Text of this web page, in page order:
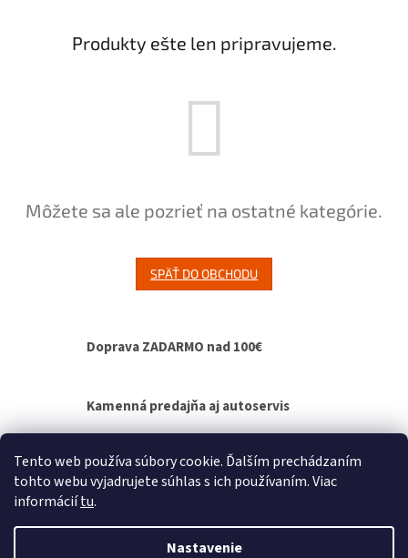
Tento web používa súbory cookie. Ďalším prechádzaním
tohto webu vyjadrujete súhlas s ich používaním. Viac
informáciítu.
Nastavenie
Produkty ešte len pripravujeme.
Môžete sa ale pozrieť na ostatné kategórie.
SPÄŤ DO OBCHODU
Doprava ZADARMO nad 100€
Kamenná predajňa aj autoservis
Výmenný spôsob agregátov - bez čakania na
opravu
Vytvoril Shoptet